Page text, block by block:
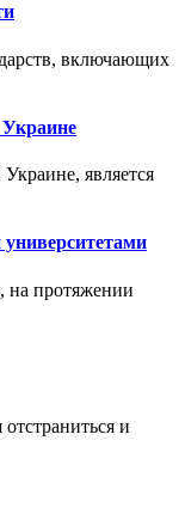
включающих
Украине
является
на протяжении
отстраниться и